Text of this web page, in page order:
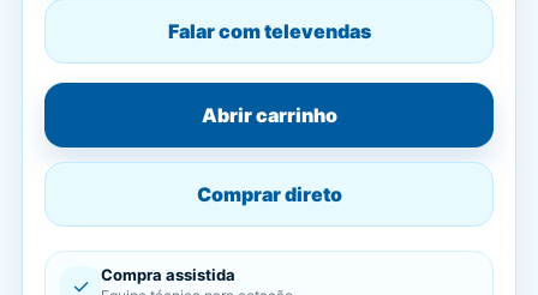
Falar com televendas
Abrir carrinho
Comprar direto
✓ Compra assistida